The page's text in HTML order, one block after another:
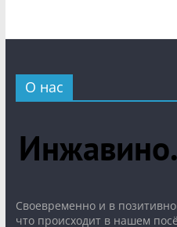
О нас
Cвоевременно и в
что происходит в нашем